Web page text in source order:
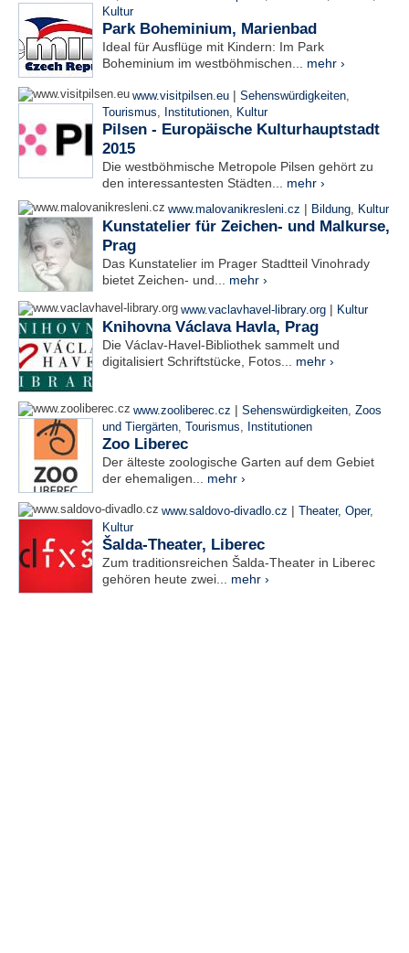
Kultur
Park Boheminium, Marienbad
Ideal für Ausflüge mit Kindern: Im Park
Boheminium im westböhmischen... mehr ›
www.visitpilsen.eu | Sehenswürdigkeiten,
Tourismus, Institutionen, Kultur
Pilsen - Europäische Kulturhauptstadt
2015
Die westböhmische Metropole Pilsen gehört zu
den interessantesten Städten... mehr ›
www.malovanikresleni.cz | Bildung, Kultur
Kunstatelier für Zeichen- und Malkurse,
Prag
Das Kunstatelier im Prager Stadtteil Vinohrady
bietet Zeichen- und... mehr ›
www.vaclavhavel-library.org | Kultur
Knihovna Václava Havla, Prag
Die Václav-Havel-Bibliothek sammelt und
digitalisiert Schriftstücke, Fotos... mehr ›
www.zooliberec.cz | Sehenswürdigkeiten, Zoos
und Tiergärten, Tourismus, Institutionen
Zoo Liberec
Der älteste zoologische Garten auf dem Gebiet
der ehemaligen... mehr ›
www.saldovo-divadlo.cz | Theater, Oper,
Kultur
Šalda-Theater, Liberec
Zum traditionsreichen Šalda-Theater in Liberec
gehören heute zwei... mehr ›